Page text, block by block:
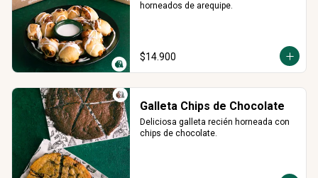
horneados de arequipe.
$14.900
Galleta Chips de Chocolate
Deliciosa galleta recién horneada con
chips de chocolate.